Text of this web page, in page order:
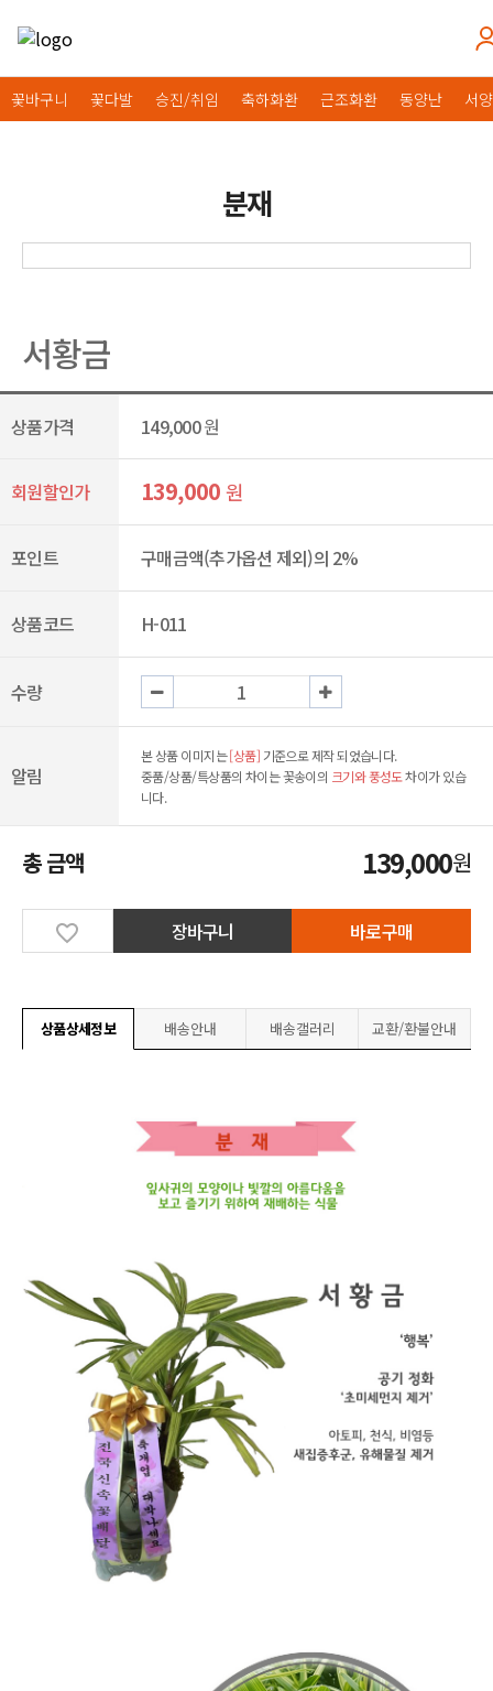
꽃바구니 꽃다발 승진/취임 축하화환 근조화환 동양난 서
분재
서황금
상품가격 149,000원
회원할인가 139,000원
포인트 구매금액(추가옵션 제외)의 2%
상품코드 H-011
수량
알림
본 상품 이미지는[상품] 기준으로 제작 되었습니다.
중품/상품/특상품의 차이는 꽃송이의 크기와 풍성도차이가 있습
니다.
총 금액 139,000원
장바구니 바로구매
상품상세정보 배송안내 배송갤러리 교환/환불안내